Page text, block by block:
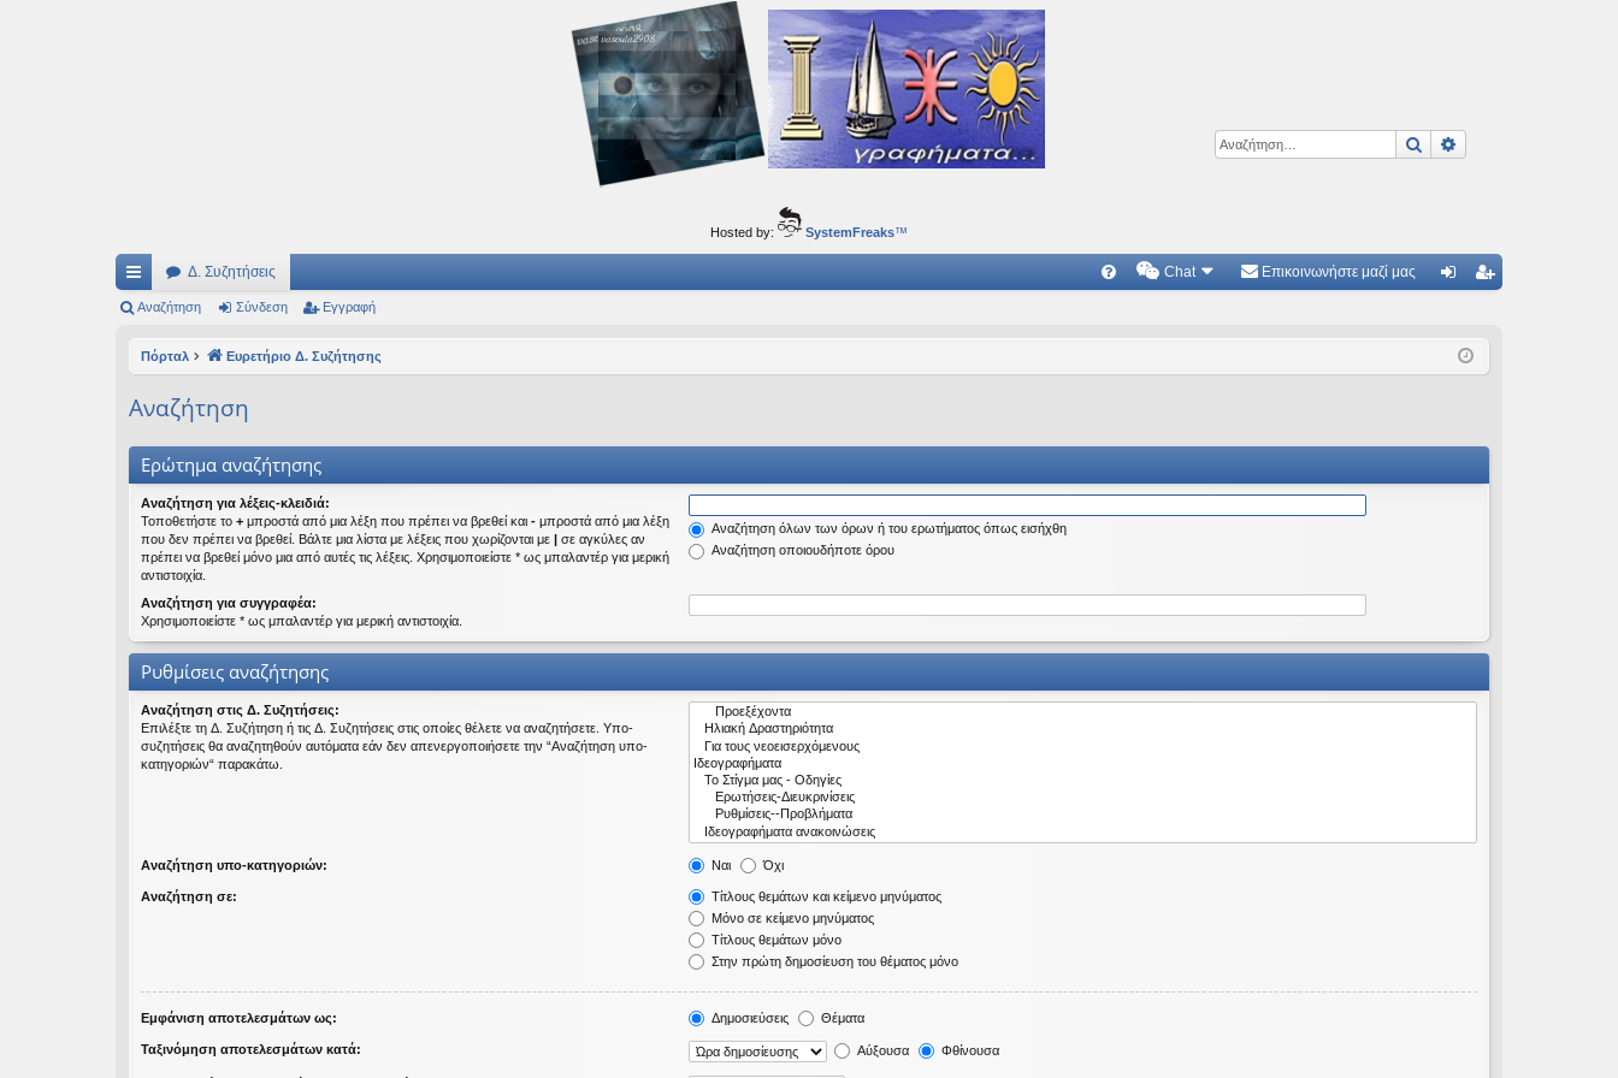
Αναζήτηση
Αυτός ο τόπος φιλοδοξεί να ανοίγει μονοπάτια για τα συναρπαστικά και όμορφα ταξίδια του νού...
Hosted by: SystemFreaks™
Γ
ρή
ς
συ
νδ
εις
Δ. Συζητήσεις
ήσ
Chat Επικοινωνήστε μαζί μας
ρα
Αναζήτηση Σύνδεση Εγγραφή
Πόρταλ Ευρετήριο Δ. Συζήτησης
Αναζήτηση
Ερώτημα αναζήτησης
Αναζήτηση για λέξεις-κλειδιά:
Τοποθετήστε το + μπροστά από μια λέξη που πρέπει να βρεθεί και - μπροστά από μια λέξη
που δεν πρέπει να βρεθεί. Βάλτε μια λίστα με λέξεις που χωρίζονται με | σε αγκύλες αν
πρέπει να βρεθεί μόνο μια από αυτές τις λέξεις. Χρησιμοποιείστε * ως μπαλαντέρ για μερική
αντιστοιχία.
Αναζήτηση όλων των όρων ή του ερωτήματος όπως εισήχθη
Αναζήτηση οποιουδήποτε όρου
Αναζήτηση για συγγραφέα:
Χρησιμοποιείστε * ως μπαλαντέρ για μερική αντιστοιχία.
Ρυθμίσεις αναζήτησης
Αναζήτηση στις Δ. Συζητήσεις:
Επιλέξτε τη Δ. Συζήτηση ή τις Δ. Συζητήσεις στις οποίες θέλετε να αναζητήσετε. Υπο-
συζητήσεις θα αναζητηθούν αυτόματα εάν δεν απενεργοποιήσετε την “Αναζήτηση υπο-
κατηγοριών“ παρακάτω.
Αναζήτηση υπο-κατηγοριών: Ναι Όχι
Αναζήτηση σε:
Τίτλους θεμάτων και κείμενο μηνύματος
Μόνο σε κείμενο μηνύματος
Τίτλους θεμάτων μόνο
Στην πρώτη δημοσίευση του θέματος μόνο
Εμφάνιση αποτελεσμάτων ως: Δημοσιεύσεις Θέματα
Ταξινόμηση αποτελεσμάτων κατά: Αύξουσα Φθίνουσα